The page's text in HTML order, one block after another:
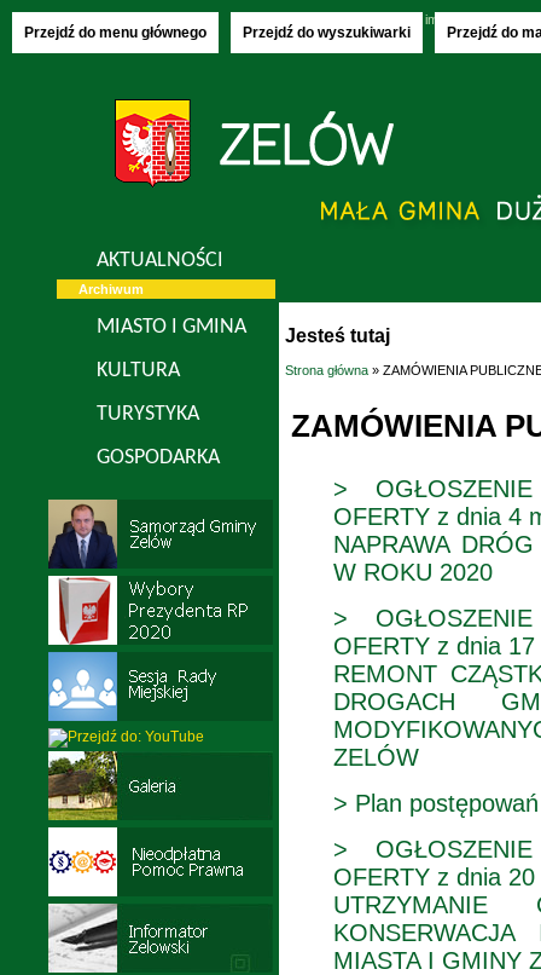
Przejdź do menu głównego Przejdź do wyszukiwarki Przejdź do
imieniny:
AKTUALNOŚCI
Archiwum
MIASTO I GMINA
KULTURA
TURYSTYKA
GOSPODARKA
Jesteś tutaj
Strona główna » ZAMÓWIENIA
ZAMÓWIENIA
>
OFERTY z dnia 4
NAPRAWA
W ROKU 2020
>
OFERTY z dnia
REMONT
DROGACH
ZELÓW
> Plan
>
OFERTY z dnia
MIASTA I GMINY